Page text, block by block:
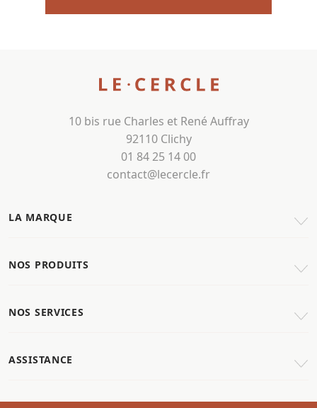
10 bis rue Charles et René Auffray
92110 Clichy
01 84 25 14 00
contact@lecercle.fr
LA MARQUE
NOS PRODUITS
NOS SERVICES
ASSISTANCE